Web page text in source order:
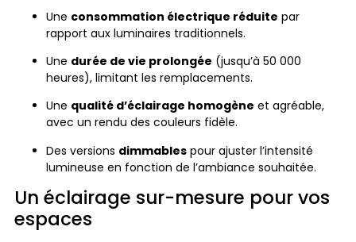
Une consommation électrique réduite par
rapport aux luminaires traditionnels.
Une durée de vie prolongée (jusqu’à 50 000
heures), limitant les remplacements.
Une qualité d’éclairage homogène et agréable,
avec un rendu des couleurs fidèle.
Des versions dimmablespour ajuster l’intensité
lumineuse en fonction de l’ambiance souhaitée.
Un éclairage sur-mesure pour vos
espaces